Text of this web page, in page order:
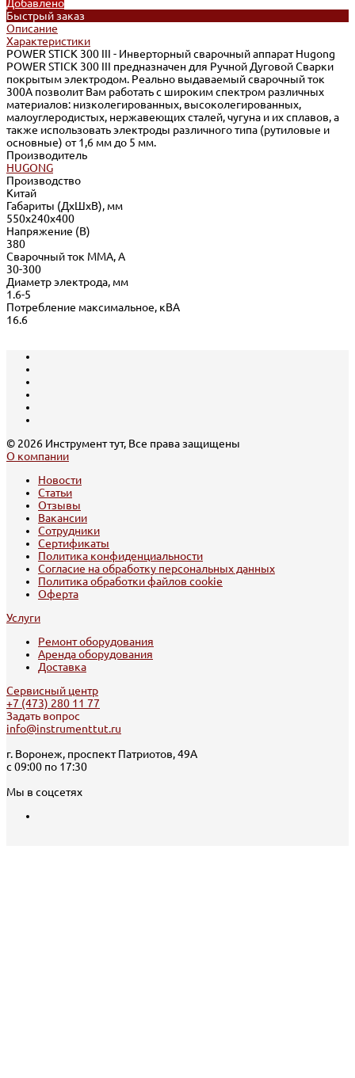
Добавлено
Быстрый заказ
Описание
Характеристики
POWER STICK 300 III - Инверторный сварочный аппарат Hugong
POWER STICK 300 III предназначен для Ручной Дуговой Сварки
покрытым электродом. Реально выдаваемый сварочный ток
300А позволит Вам работать с широким спектром различных
материалов: низколегированных, высоколегированных,
малоуглеродистых, нержавеющих сталей, чугуна и их сплавов, а
также использовать электроды различного типа (рутиловые и
основные) от 1,6 мм до 5 мм.
Производитель
HUGONG
Производство
Китай
Габариты (ДхШхВ), мм
550x240x400
Напряжение (В)
380
Сварочный ток ММА, А
30-300
Диаметр электрода, мм
1.6-5
Потребление максимальное, кВА
16.6
© 2026 Инструмент тут, Все права защищены
О компании
Новости
Статьи
Отзывы
Вакансии
Сотрудники
Сертификаты
Политика конфиденциальности
Согласие на обработку персональных данных
Политика обработки файлов cookie
Оферта
Услуги
Ремонт оборудования
Аренда оборудования
Доставка
Сервисный центр
+7 (473) 280 11 77
Задать вопрос
info@instrumenttut.ru
г. Воронеж, проспект Патриотов, 49А
с 09:00 по 17:30
Мы в соцсетях